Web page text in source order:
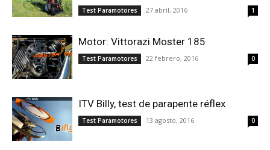
Test Paramotores 27 abril, 2016 1
Motor: Vittorazi Moster 185
Test Paramotores 22 febrero, 2016 0
ITV Billy, test de parapente réflex
Test Paramotores 13 agosto, 2016 0